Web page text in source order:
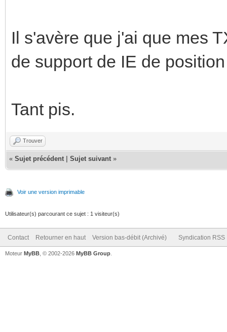
Il s'avère que j'ai que mes
de support de IE de
Tant pis.
Trouver
« Sujet précédent Sujet suivant »
Voir une version imprimable
Utilisateur(s) parcourant ce sujet : 1 visiteur(s)
Contact Retourner en haut Version bas-débit (Archivé) Syndication RSS
Moteur MyBB , © 2002-2026 MyBB Group